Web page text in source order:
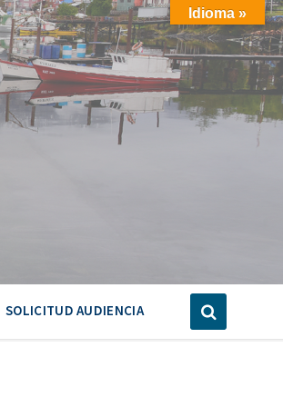
SOLICITUD AUDIENCIA
Idioma »